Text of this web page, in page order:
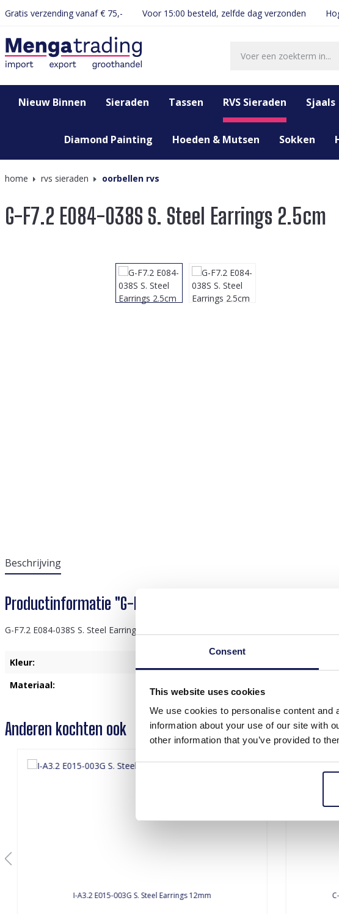
Consent
This website uses cookies
We use cookies to personalise content
information about your use of our site with
other information that you’ve provided to
Ga naar de hoofdnavigatie
Gratis verzending vanaf € 75,- Voor 15:00 besteld, zelfde dag verzonden
Nieuw Binnen Sieraden Tassen RVS Sieraden Sjaals
Diamond Painting Hoeden & Mutsen Sokken
home rvs sieraden oorbellen rvs
G-F7.2 E084-038S S. Steel Earrings 2.5cm
Afbeeldingengalerij overslaan
Beschrijving
Productinformatie "G-F7.2 E084-038S S. Steel Earrings
G-F7.2 E084-038S S. Steel Earrings 2.5cm
Kleur:
Materiaal:
Anderen kochten ook
I-A3.2 E015-003G S. Steel Earrings 12mm